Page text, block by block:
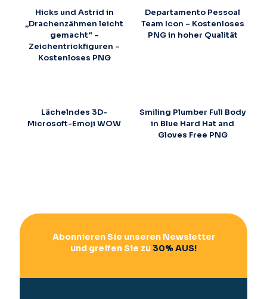
Hicks und Astrid in
„Drachenzähmen leicht
gemacht“ –
Zeichentrickfiguren –
Kostenloses PNG
Departamento Pessoal
Team Icon – Kostenloses
PNG in hoher Qualität
Lächelndes 3D-
Microsoft-Emoji WOW
Smiling Plumber Full Body
in Blue Hard Hat and
Gloves Free PNG
Abonnieren Sie unseren Newsletter
und greifen Sie zu 30% AUS!